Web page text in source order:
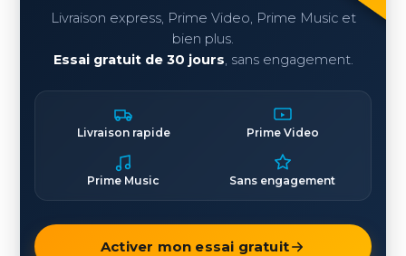
Livraison express, Prime Video, Prime Music et
bien plus.
Essai gratuit de 30 jours, sans engagement.
Livraison rapide Prime Video
Prime Music Sans engagement
Activer mon essai gratuit